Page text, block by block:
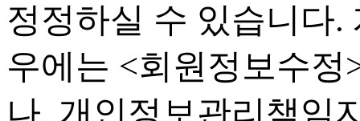
정정하실 수 있습니다.
우에는 <회원정보수정
나, 개인정보관리책임